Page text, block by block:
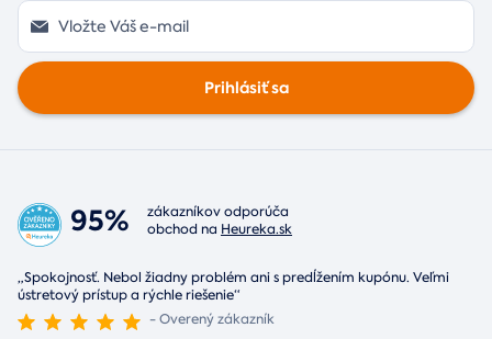
Prihlásiť sa
95%
zákazníkov odporúča
obchod na Heureka.sk
„Spokojnosť. Nebol žiadny problém ani s predĺžením kupónu. Veľmi
ústretový prístup a rýchle riešenie“
- Overený zákazník